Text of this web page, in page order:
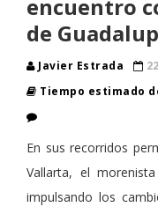
encuentro
de
Javier Estrada
Tiempo estimado
En sus recorridos
Vallarta, el
impulsando los